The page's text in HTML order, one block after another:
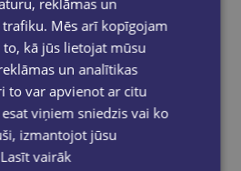
reklāmas un
Mēs arī kopīgojam
kā jūs lietojat mūsu
un analītikas
to var apvienot ar citu
viņiem sniedzis vai ko
izmantojot jūsu
Lasīt vairāk